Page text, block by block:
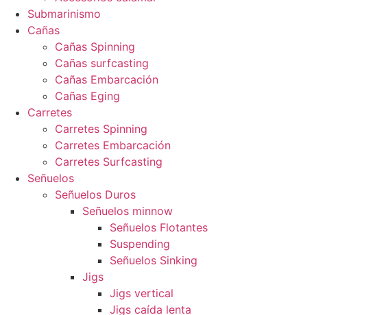
Submarinismo
Cañas
Cañas Spinning
Cañas surfcasting
Cañas Embarcación
Cañas Eging
Carretes
Carretes Spinning
Carretes Embarcación
Carretes Surfcasting
Señuelos
Señuelos Duros
Señuelos minnow
Señuelos Flotantes
Suspending
Señuelos Sinking
Jigs
Jigs vertical
Jigs caída lenta